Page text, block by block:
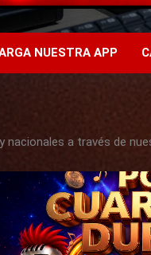
NUESTRA APP
a través de